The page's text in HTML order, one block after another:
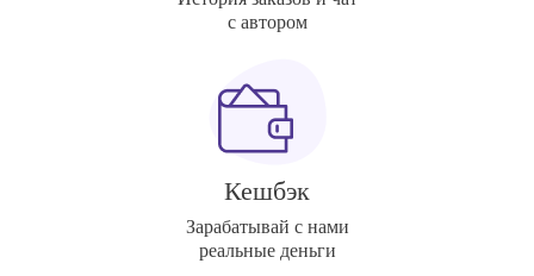
с автором
Кешбэк
Зарабатывай с нами
реальные деньги